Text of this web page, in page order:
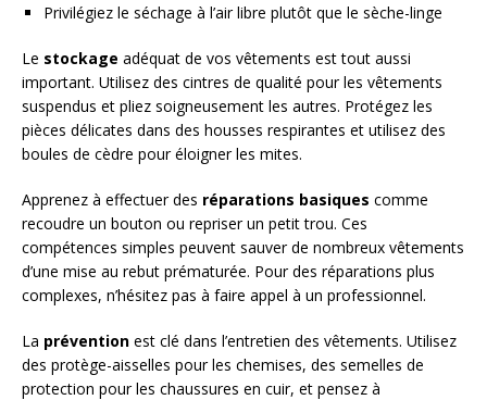
Privilégiez le séchage à l’air libre plutôt que le sèche-linge
Le stockage adéquat de vos vêtements est tout aussi
important. Utilisez des cintres de qualité pour les vêtements
suspendus et pliez soigneusement les autres. Protégez les
pièces délicates dans des housses respirantes et utilisez des
boules de cèdre pour éloigner les mites.
Apprenez à effectuer des réparations basiques comme
recoudre un bouton ou repriser un petit trou. Ces
compétences simples peuvent sauver de nombreux vêtements
d’une mise au rebut prématurée. Pour des réparations plus
complexes, n’hésitez pas à faire appel à un professionnel.
La prévention est clé dans l’entretien des vêtements. Utilisez
des protège-aisselles pour les chemises, des semelles de
protection pour les chaussures en cuir, et pensez à